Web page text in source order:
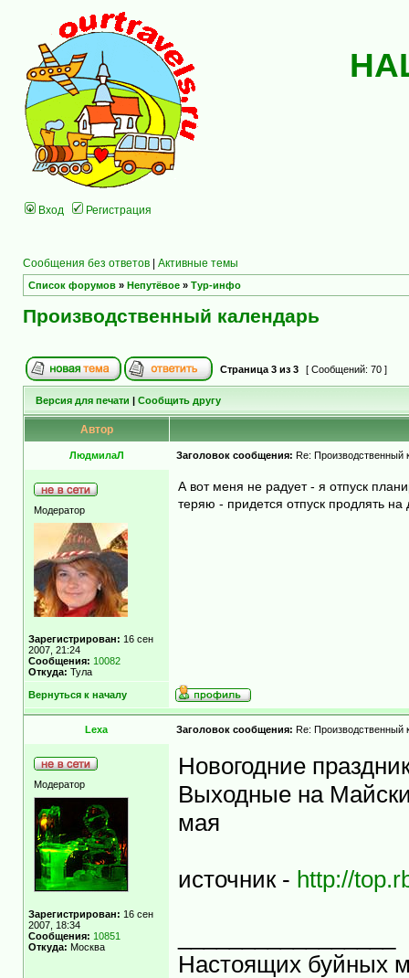
Вход Регистрация
Сообщения без ответов | Активные темы
Список форумов » Непутёвое » Тур-инфо
Производственный календарь
Страница 3 из 3 [ Сообщений: 70 ]
Версия для печати | Сообщить другу
Автор
ЛюдмилаЛ Заголовок сообщения: Re: Производственный
Модератор
Зарегистрирован: 16 сен
2007, 21:24
Сообщения: 10082
Откуда: Тула
А вот меня не радует - я отпуск
теряю - придется отпуск продлять на
Вернуться к началу
Lexa Заголовок сообщения: Re: Производственный
Модератор
Зарегистрирован: 16 сен
2007, 18:34
Сообщения: 10851
Откуда: Москва
Новогодние
Выходные на
мая
источник - http://
Настоящих буйных